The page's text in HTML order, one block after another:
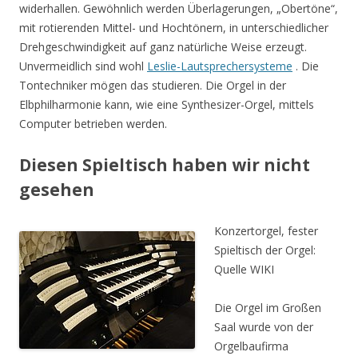
widerhallen. Gewöhnlich werden Überlagerungen, „Obertöne“,
mit rotierenden Mittel- und Hochtönern, in unterschiedlicher
Drehgeschwindigkeit auf ganz natürliche Weise erzeugt.
Unvermeidlich sind wohl Leslie-Lautsprechersysteme . Die
Tontechniker mögen das studieren. Die Orgel in der
Elbphilharmonie kann, wie eine Synthesizer-Orgel, mittels
Computer betrieben werden.
Diesen Spieltisch haben wir nicht
gesehen
Konzertorgel, fester
Spieltisch der Orgel:
Quelle WIKI
Die Orgel im Großen
Saal wurde von der
Orgelbaufirma